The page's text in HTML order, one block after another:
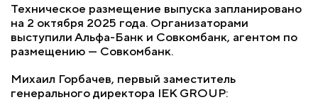
Техническое размещение выпуска запланировано
на 2 октября 2025 года. Организаторами
выступили Альфа-Банк и Совкомбанк, агентом по
размещению — Совкомбанк.
Михаил Горбачев, первый заместитель
генерального директора IEK GROUP: